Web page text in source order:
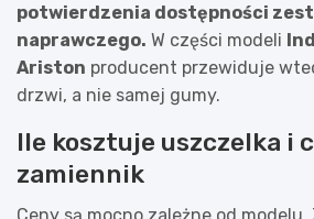
potwierdzenia dostępności
naprawczego. W części modeli
Ariston producent przewiduje
drzwi, a nie samej gumy.
Ile kosztuje uszczelka i
zamiennik